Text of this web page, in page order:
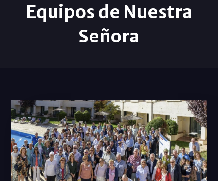
Equipos de Nuestra
Señora